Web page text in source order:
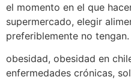
el momento en el que
supermercado, elegir
preferiblemente no tengan.
obesidad, obesidad en
enfermedades crónicas,